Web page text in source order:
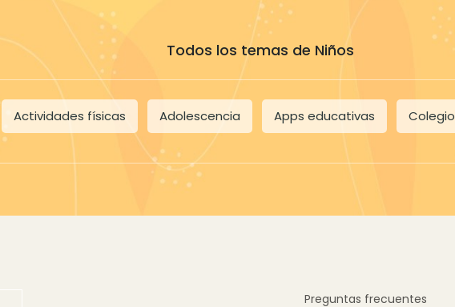
Todos los temas de Niños
Actividades físicas Adolescencia Apps educativas Colegio
Preguntas frecuentes